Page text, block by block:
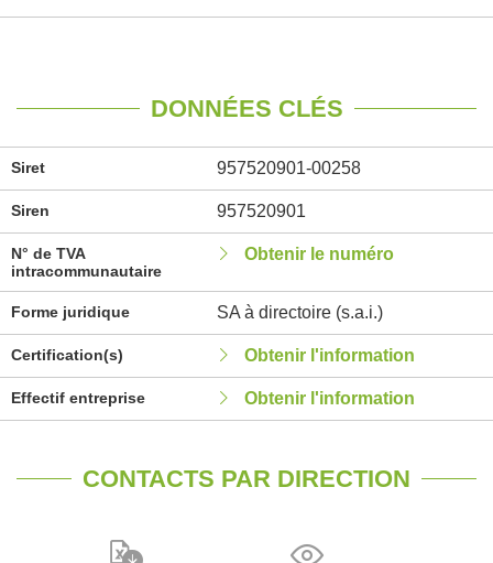
DONNÉES CLÉS
Siret 957520901-00258
Siren 957520901
N° de TVA
intracommunautaire
Obtenir le numéro
Forme juridique SA à directoire (s.a.i.)
Certification(s) Obtenir l'information
Effectif entreprise Obtenir l'information
CONTACTS PAR DIRECTION